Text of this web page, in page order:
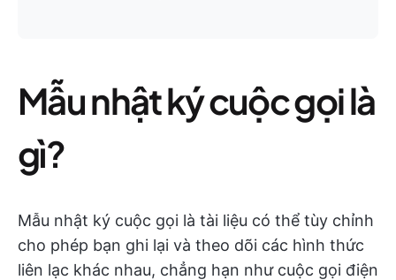
Mẫu nhật ký cuộc gọi là
gì?
Mẫu nhật ký cuộc gọi là tài liệu có thể tùy chỉnh
cho phép bạn ghi lại và theo dõi các hình thức
liên lạc khác nhau, chẳng hạn như cuộc gọi điện